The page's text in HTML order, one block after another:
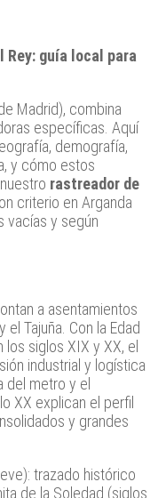
Rey: guía local para
Madrid), combina
específicas. Aquí
demografía,
y cómo estos
rastreador de
criterio en Arganda
vacías y según
a asentamientos
Tajuña. Con la Edad
siglos XIX y XX, el
industrial y logística
del metro y el
XX explican el perfil
y grandes
trazado histórico
de la Soledad (siglos